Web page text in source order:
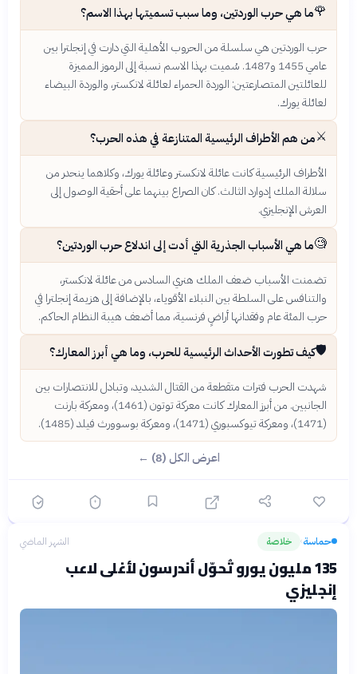
🌹ما هي حرب الوردتين، وما سبب تسميتها بهذا الاسم؟
حرب الوردتين هي سلسلة من الحروب الأهلية التي دارت في إنجلترا بين
عامي 1455 و1487. سُميت بهذا الاسم نسبة إلى الرموز المميزة
للعائلتين المتصارعتين: الوردة الحمراء لعائلة لانكستر، والوردة البيضاء
لعائلة يورك.
⚔️من هم الأطراف الرئيسية المتنازعة في هذه الحرب؟
الأطراف الرئيسية كانت عائلة لانكستر وعائلة يورك، وكلاهما ينحدر من
سلالة الملك إدوارد الثالث. كان الصراع بينهما على أحقية الوصول إلى
العرش الإنجليزي.
🧐ما هي الأسباب الجذرية التي أدت إلى اندلاع حرب الوردتين؟
تضمنت الأسباب ضعف الملك هنري السادس من عائلة لانكستر،
والتنافس على السلطة بين النبلاء الأقوياء، بالإضافة إلى هزيمة إنجلترا في
حرب المئة عام وفقدانها أراضٍ فرنسية، مما أضعف هيبة النظام الحاكم.
🛡️كيف تطورت الأحداث الرئيسية للحرب، وما هي أبرز المعارك؟
شهدت الحرب فترات متقطعة من القتال الشديد، وتبادل للانتصارات بين
الجانبين. من أبرز المعارك كانت معركة توتون (1461)، ومعركة بارنت
(1471)، ومعركة تيوكسبوري (1471)، ومعركة بوسوورث فيلد (1485).
اعرض الكل (8) ←
حماسة› خلاصة الشهر الماضي
135 مليون يورو تُحوّل أندرسون لأغلى لاعب
إنجليزي